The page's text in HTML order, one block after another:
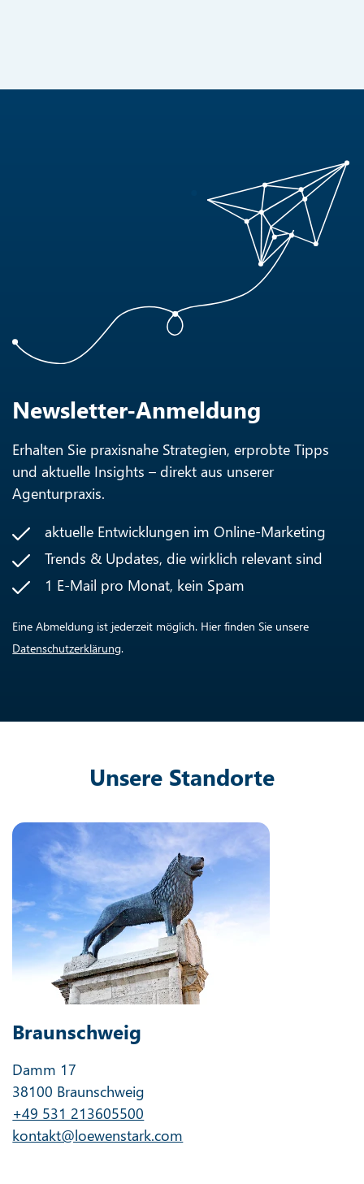
Newsletter-Anmeldung
Erhalten Sie praxisnahe Strategien, erprobte Tipps
und aktuelle Insights – direkt aus unserer
Agenturpraxis.
aktuelle Entwicklungen im Online-Marketing
Trends & Updates, die wirklich relevant sind
1 E-Mail pro Monat, kein Spam
Eine Abmeldung ist jederzeit möglich. Hier finden Sie unsere
Datenschutzerklärung.
Unsere Standorte
Braunschweig
Damm 17
38100 Braunschweig
+49 531 213605500
kontakt@loewenstark.com